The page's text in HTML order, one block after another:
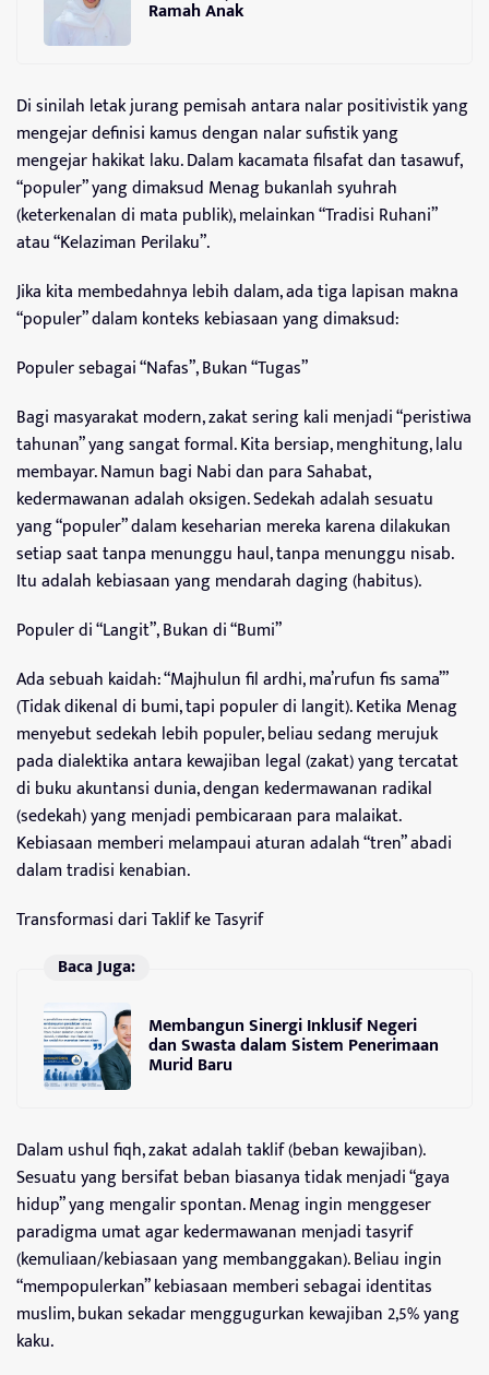
Ramah Anak
Di sinilah letak jurang pemisah antara nalar positivistik yang
mengejar definisi kamus dengan nalar sufistik yang
mengejar hakikat laku. Dalam kacamata filsafat dan tasawuf,
“populer” yang dimaksud Menag bukanlah syuhrah
(keterkenalan di mata publik), melainkan “Tradisi Ruhani”
atau “Kelaziman Perilaku”.
Jika kita membedahnya lebih dalam, ada tiga lapisan makna
“populer” dalam konteks kebiasaan yang dimaksud:
Populer sebagai “Nafas”, Bukan “Tugas”
Bagi masyarakat modern, zakat sering kali menjadi “peristiwa
tahunan” yang sangat formal. Kita bersiap, menghitung, lalu
membayar. Namun bagi Nabi dan para Sahabat,
kedermawanan adalah oksigen. Sedekah adalah sesuatu
yang “populer” dalam keseharian mereka karena dilakukan
setiap saat tanpa menunggu haul, tanpa menunggu nisab.
Itu adalah kebiasaan yang mendarah daging (habitus).
Populer di “Langit”, Bukan di “Bumi”
Ada sebuah kaidah: “Majhulun fil ardhi, ma’rufun fis sama’”
(Tidak dikenal di bumi, tapi populer di langit). Ketika Menag
menyebut sedekah lebih populer, beliau sedang merujuk
pada dialektika antara kewajiban legal (zakat) yang tercatat
di buku akuntansi dunia, dengan kedermawanan radikal
(sedekah) yang menjadi pembicaraan para malaikat.
Kebiasaan memberi melampaui aturan adalah “tren” abadi
dalam tradisi kenabian.
Transformasi dari Taklif ke Tasyrif
Baca Juga:
Membangun Sinergi Inklusif Negeri
dan Swasta dalam Sistem Penerimaan
Murid Baru
Dalam ushul fiqh, zakat adalah taklif (beban kewajiban).
Sesuatu yang bersifat beban biasanya tidak menjadi “gaya
hidup” yang mengalir spontan. Menag ingin menggeser
paradigma umat agar kedermawanan menjadi tasyrif
(kemuliaan/kebiasaan yang membanggakan). Beliau ingin
“mempopulerkan” kebiasaan memberi sebagai identitas
muslim, bukan sekadar menggugurkan kewajiban 2,5% yang
kaku.